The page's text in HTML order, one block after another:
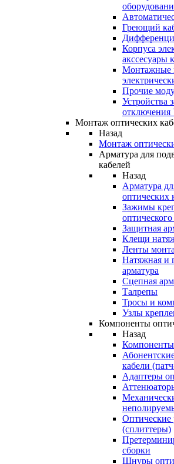
Греющий
Корпуса
акссесуары
Монтажные
Прочие
Устройства
Монтаж оптических
Назад
Монтаж
Арматура для
кабелей
Назад
Арматура
оптических
Зажимы
оптического
Защитная
Клещи
Ленты
Натяжная и
арматура
Сцепная
Талрепы
Тросы и
Узлы
Компоненты
Назад
Компоненты
кабели
Адаптеры
Оптические
(сплиттеры)
сборки
Шнуры